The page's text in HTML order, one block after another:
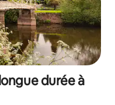
durée à